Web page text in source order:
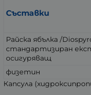
Съставки
Райска ябълка /
стандартизиран
осигуряващ
физетин
Капсула